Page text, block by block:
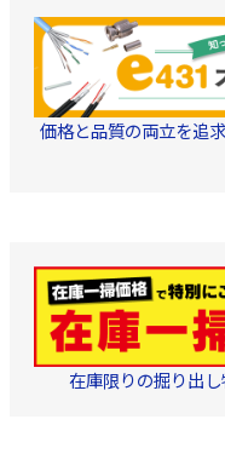
価格と品質の両立を追
在庫限りの掘り出